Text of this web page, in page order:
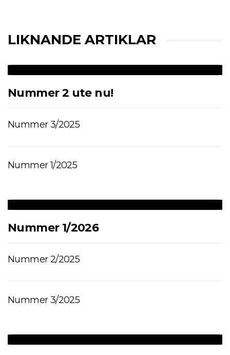
LIKNANDE ARTIKLAR
Nummer 2 ute nu!
Nummer 3/2025
Nummer 1/2025
Nummer 1/2026
Nummer 2/2025
Nummer 3/2025